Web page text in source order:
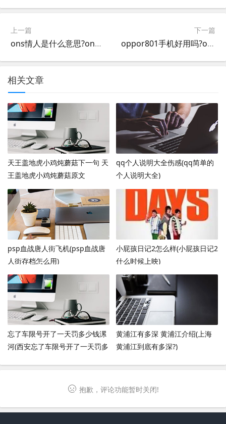
上一篇
ons情人是什么意思?ons游戏，这是什么意思?
下一篇
oppor801手机好用吗?oppor801系统可以升级吗
相关文章
天王盖地虎小鸡炖蘑菇下一句 天
王盖地虎小鸡炖蘑菇原文
qq个人说明大全伤感(qq简单的
个人说明大全)
psp血战唐人街飞机(psp血战唐
人街存档怎么用)
小屁孩日记2怎么样(小屁孩日记2
什么时候上映)
忘了车限号开了一天罚多少钱漯
河(西安忘了车限号开了一天罚多
黄浦江有多深 黄浦江介绍(上海
黄浦江到底有多深?)
抱歉，评论功能暂时关闭!